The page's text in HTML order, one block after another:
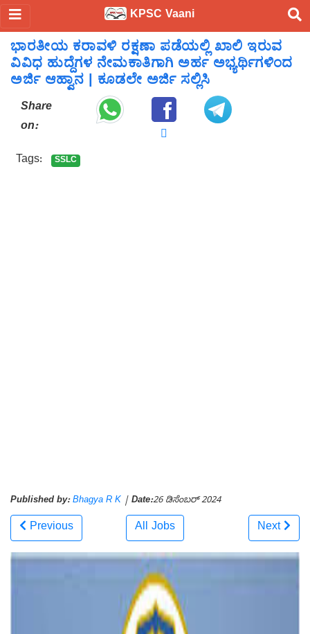
KPSC Vaani
ಭಾರತೀಯ ಕರಾವಳಿ ರಕ್ಷಣಾ ಪಡೆಯಲ್ಲಿ ಖಾಲಿ ಇರುವ
ವಿವಿಧ ಹುದ್ದೆಗಳ ನೇಮಕಾತಿಗಾಗಿ ಅರ್ಹ ಅಭ್ಯರ್ಥಿಗಳಿಂದ
ಅರ್ಜಿ ಆಹ್ವಾನ | ಕೂಡಲೇ ಅರ್ಜಿ ಸಲ್ಲಿಸಿ
Share
on:
Tags: SSLC
Published by: Bhagya R K | Date:26 ಡಿಸೆಂಬರ್ 2024
Previous All Jobs Next